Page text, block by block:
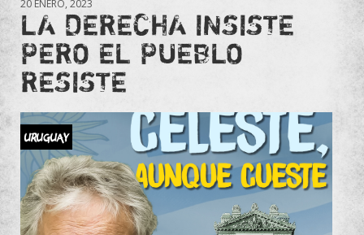
20 ENERO, 2023
LA DERECHA INSISTE
PERO EL PUEBLO
RESISTE
URUGUAY